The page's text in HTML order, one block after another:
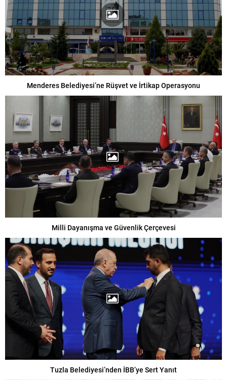
Menderes Belediyesi’ne Rüşvet ve İrtikap Operasyonu
Milli Dayanışma ve Güvenlik Çerçevesi
Tuzla Belediyesi’nden İBB’ye Sert Yanıt